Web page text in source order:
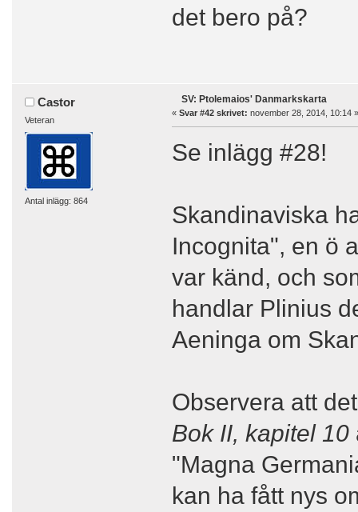
det bero på?
Castor
Veteran
Antal inlägg: 864
SV: Ptolemaios' Danmarkskarta
« Svar #42 skrivet: november 28, 2014, 10:14 »
Se inlägg #28!
Skandinaviska
Incognita", en ö
var känd, och
handlar Plinius
Aeninga om
Observera att
Bok II, kapitel 10
"Magna
kan ha fått nys